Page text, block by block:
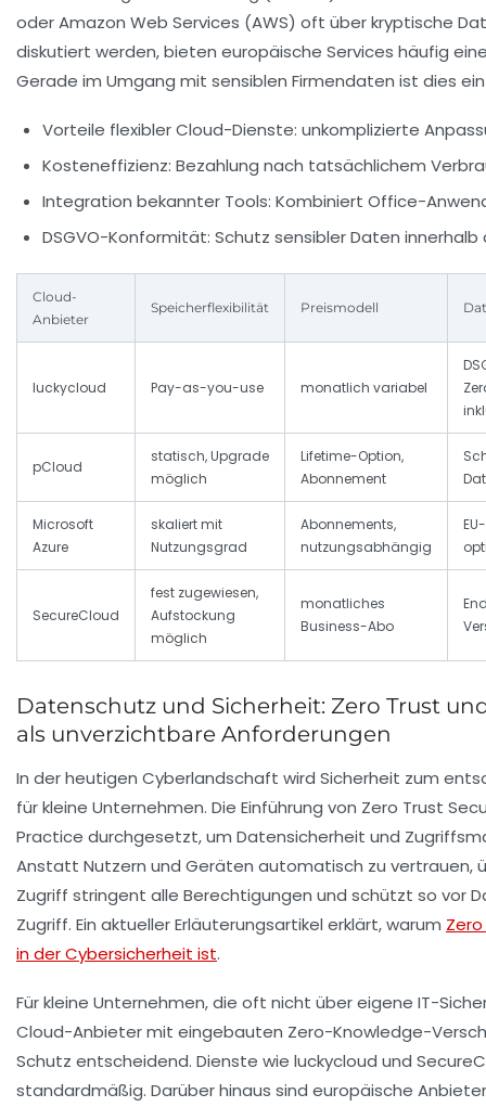
oderAmazon Web Services (AWS) oft über kryptische
diskutiert werden, bieten europäische Services häufig
Gerade im Umgang mit sensiblen Firmendaten ist dies
Vorteile flexibler Cloud-Dienste: unkomplizierte
Kosteneffizienz: Bezahlung nach tatsächlichem
Integration bekannter Tools: Kombiniert Office-
DSGVO-Konformität: Schutz sensibler Daten innerhalb
Cloud-
Anbieter
Speicherflexibilität Preismodell
luckycloud Pay-as-you-use monatlich variabel
pCloud
statisch, Upgrade
möglich
Lifetime-Option,
Abonnement
Microsoft
Azure
skaliert mit
Nutzungsgrad
Abonnements,
nutzungsabhängig
SecureCloud
fest zugewiesen,
Aufstockung
möglich
monatliches
Business-Abo
Datenschutz und Sicherheit: Zero Trust
als unverzichtbare Anforderungen
In der heutigen Cyberlandschaft wird Sicherheit zum
für kleine Unternehmen. Die Einführung von Zero Trust
Practice durchgesetzt, um Datensicherheit und
Anstatt Nutzern und Geräten automatisch zu vertrauen,
Zugriff stringent alle Berechtigungen und schützt so vor
Zugriff. Ein aktueller Erläuterungsartikel erklärt, warum
in der Cybersicherheit ist.
Für kleine Unternehmen, die oft nicht über eigene IT-
Cloud-Anbieter mit eingebauten Zero-Knowledge-
Schutz entscheidend. Dienste wie luckycloud und
standardmäßig. Darüber hinaus sind europäische